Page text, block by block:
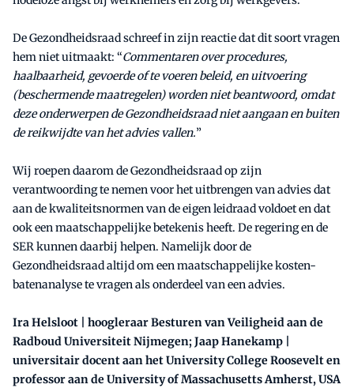
De Gezondheidsraad schreef in zijn reactie dat dit soort vragen
hem niet uitmaakt: “Commentaren over procedures,
haalbaarheid, gevoerde of te voeren beleid, en uitvoering
(beschermende maatregelen) worden niet beantwoord, omdat
deze onderwerpen de Gezondheidsraad niet aangaan en buiten
de reikwijdte van het advies vallen.”
Wij roepen daarom de Gezondheidsraad op zijn
verantwoording te nemen voor het uitbrengen van advies dat
aan de kwaliteitsnormen van de eigen leidraad voldoet en dat
ook een maatschappelijke betekenis heeft. De regering en de
SER kunnen daarbij helpen. Namelijk door de
Gezondheidsraad altijd om een maatschappelijke kosten-
batenanalyse te vragen als onderdeel van een advies.
Ira Helsloot | hoogleraar Besturen van Veiligheid aan de
Radboud Universiteit Nijmegen; Jaap Hanekamp |
universitair docent aan het University College Roosevelt en
professor aan de University of Massachusetts Amherst, USA